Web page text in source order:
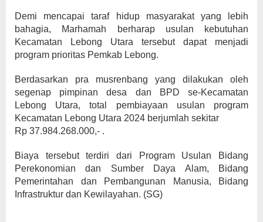
Demi mencapai taraf hidup masyarakat yang lebih
bahagia, Marhamah berharap usulan kebutuhan
Kecamatan Lebong Utara tersebut dapat menjadi
program prioritas Pemkab Lebong.
Berdasarkan pra musrenbang yang dilakukan oleh
segenap pimpinan desa dan BPD se-Kecamatan
Lebong Utara, total pembiayaan usulan program
Kecamatan Lebong Utara 2024 berjumlah sekitar
Rp 37.984.268.000,- .
Biaya tersebut terdiri dari Program Usulan Bidang
Perekonomian dan Sumber Daya Alam, Bidang
Pemerintahan dan Pembangunan Manusia, Bidang
Infrastruktur dan Kewilayahan. (SG)